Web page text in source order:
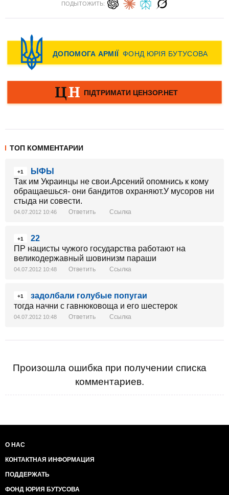
ПОДЫТОЖИТЬ:
ТОП КОММЕНТАРИИ
+1
ЫФЫ
Так им Украинцы не свои.Арсений опомнись к кому
обращаешься- они бандитов охраняют.У мусоров ни
стыда ни совести.
04.07.2012 10:46 Ответить Ссылка
+1
22
ПР нацисты чужого государства работают на
великодержавный шовинизм параши
04.07.2012 10:48 Ответить Ссылка
+1
задолбали голубые попугаи
тогда начни с гавнюковоща и его шестерок
04.07.2012 10:48 Ответить Ссылка
Произошла ошибка при получении списка
комментариев.
О НАС
КОНТАКТНАЯ ИНФОРМАЦИЯ
ПОДДЕРЖАТЬ
ФОНД ЮРИЯ БУТУСОВА